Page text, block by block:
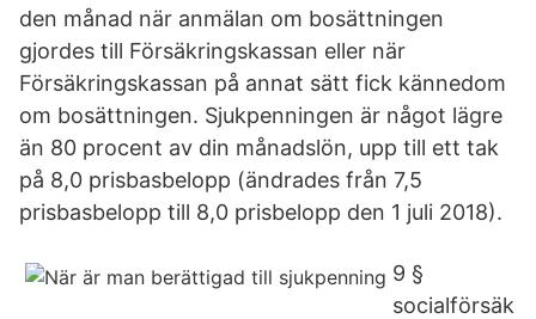
den månad när anmälan om bosättningen
gjordes till Försäkringskassan eller när
Försäkringskassan på annat sätt fick kännedom
om bosättningen. Sjukpenningen är något lägre
än 80 procent av din månadslön, upp till ett tak
på 8,0 prisbasbelopp (ändrades från 7,5
prisbasbelopp till 8,0 prisbelopp den 1 juli 2018).
9 §
socialförsäk